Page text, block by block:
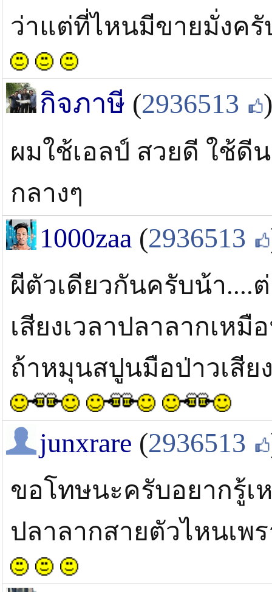
ว่าแต่ที่ไหนมีขายมั่งครั
กิจภาษี (2936513 )
ผมใช้เอลป์ สวยดี ใช้ดี
กลางๆ
1000zaa (2936513
ผีตัวเดียวกันครับน้า
เสียงเวลาปลาลากเหมื
ถ้าหมุนสปูนมือป่าวเสี
junxrare (2936513
ขอโทษนะครับอยากรู้เ
ปลาลากสายตัวไหนเพ